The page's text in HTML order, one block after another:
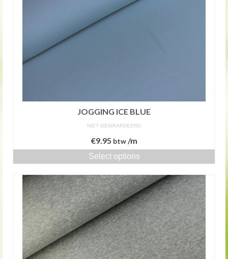
JOGGING ICE BLUE
NIET GEWAARDEERD
€9.95 btw/m
Select options